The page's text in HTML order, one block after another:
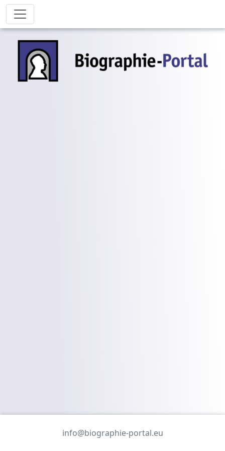
info@biographie-portal.eu